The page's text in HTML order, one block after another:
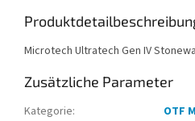
Microtech Ultratech Gen IV
Zusätzliche Parameter
Kategorie:
OTF